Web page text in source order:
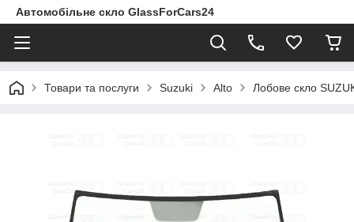
Автомобільне скло GlassForCars24
Товари та послуги Suzuki Alto Лобове скло